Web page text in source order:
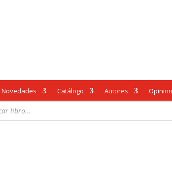
Novedades Catálogo Autores